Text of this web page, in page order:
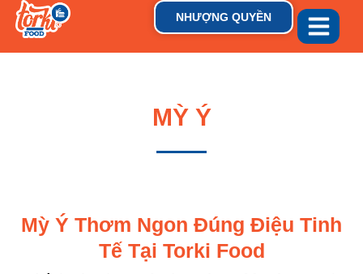
NHƯỢNG QUYỀN
MỲ Ý
Mỳ Ý Thơm Ngon Đúng Điệu Tinh
Tế Tại Torki Food